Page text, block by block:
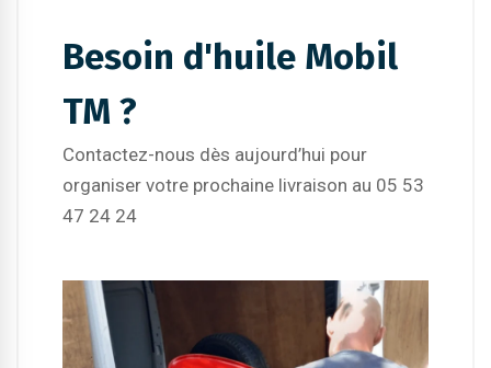
Besoin d'huile Mobil
TM ?
Contactez-nous dès aujourd’hui pour
organiser votre prochaine livraison au 05 53
47 24 24